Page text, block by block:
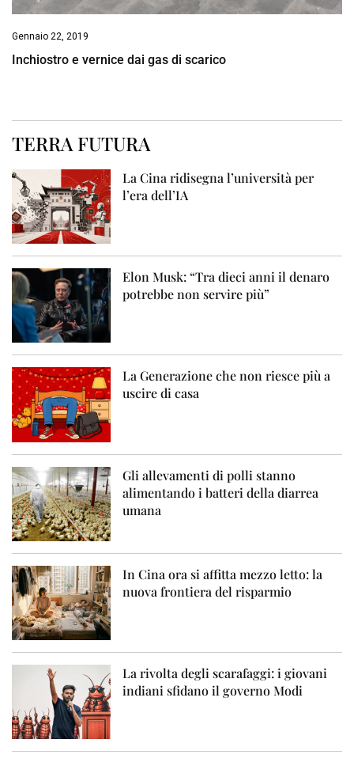
Gennaio 22, 2019
Inchiostro e vernice dai gas di scarico
TERRA FUTURA
La Cina ridisegna l’università per
l’era dell’IA
Elon Musk: “Tra dieci anni il denaro
potrebbe non servire più”
La Generazione che non riesce più a
uscire di casa
Gli allevamenti di polli stanno
alimentando i batteri della diarrea
umana
In Cina ora si affitta mezzo letto: la
nuova frontiera del risparmio
La rivolta degli scarafaggi: i giovani
indiani sfidano il governo Modi